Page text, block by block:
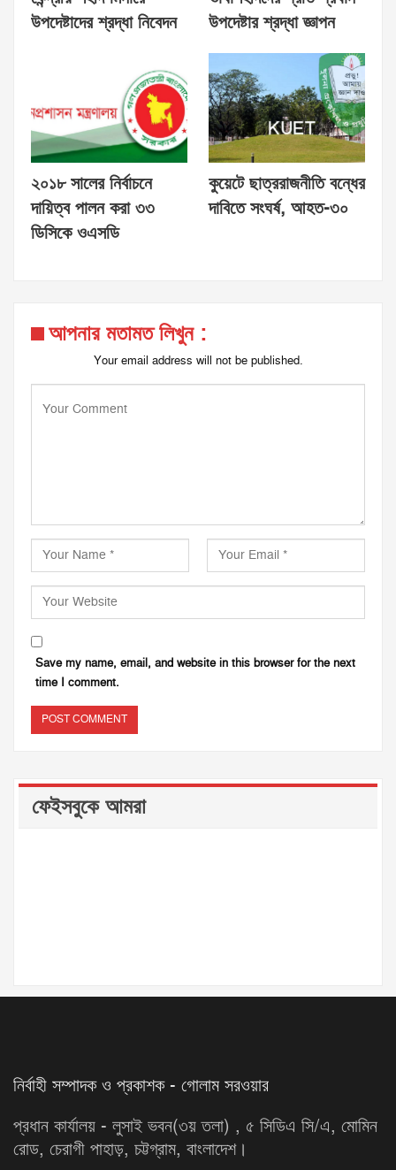
উপদেষ্টাদের শ্রদ্ধা নিবেদন
উপদেষ্টার শ্রদ্ধা জ্ঞাপন
২০১৮ সালের নির্বাচনে
দায়িত্ব পালন করা ৩৩
ডিসিকে ওএসডি
কুয়েটে ছাত্ররাজনীতি বন্ধের
দাবিতে সংঘর্ষ, আহত-৩০
আপনার মতামত লিখুন :
Your email address will not be published.
Save my name, email, and website in this browser for the next
time I comment.
ফেইসবুকে আমরা
নির্বাহী সম্পাদক ও প্রকাশক - গোলাম সরওয়ার
প্রধান কার্যালয় - লুসাই ভবন(৩য় তলা) , ৫ সিডিএ সি/এ, মোমিন
রোড, চেরাগী পাহাড়, চট্টগ্রাম, বাংলাদেশ।